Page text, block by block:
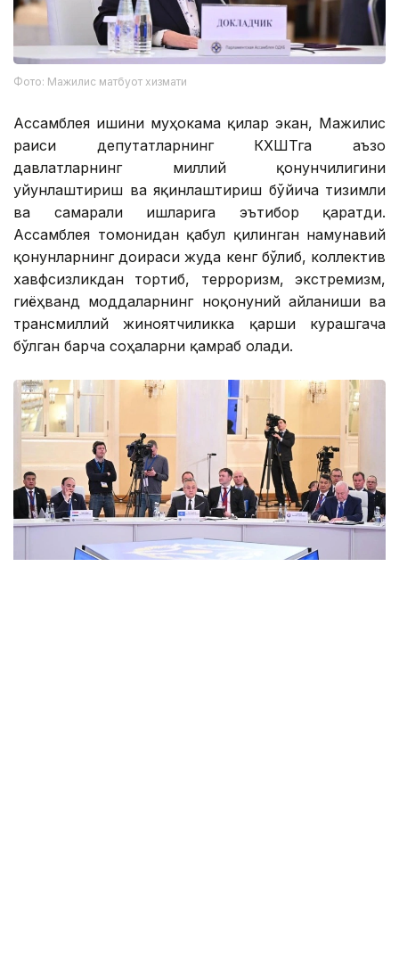
Фото: Мажилис матбуот хизмати
Ассамблея ишини муҳокама қилар экан, Мажилис
раиси депутатларнинг КХШТга аъзо
давлатларнинг миллий қонунчилигини
уйғунлаштириш ва яқинлаштириш бўйича тизимли
ва самарали ишларига эътибор қаратди.
Ассамблея томонидан қабул қилинган намунавий
қонунларнинг доираси жуда кенг бўлиб, коллектив
хавфсизликдан тортиб, терроризм, экстремизм,
гиёҳванд моддаларнинг ноқонуний айланиши ва
трансмиллий жиноятчиликка қарши курашгача
бўлган барча соҳаларни қамраб олади.